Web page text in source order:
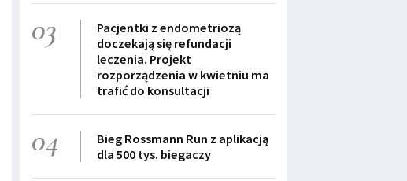
03
Pacjentki z endometriozą
doczekają się refundacji
leczenia. Projekt
rozporządzenia w kwietniu ma
trafić do konsultacji
04
Bieg Rossmann Run z aplikacją
dla 500 tys. biegaczy